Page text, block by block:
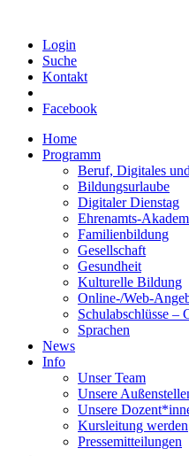
Login
Suche
Kontakt
Facebook
Home
Programm
Beruf, Digitales
Bildungsurlaube
Digitaler Dienstag
Ehrenamts-
Familienbildung
Gesellschaft
Gesundheit
Kulturelle Bildung
Online-/Web-
Schulabschlüsse –
Sprachen
News
Info
Unser Team
Unsere
Unsere
Kursleitung werden
Pressemitteilungen